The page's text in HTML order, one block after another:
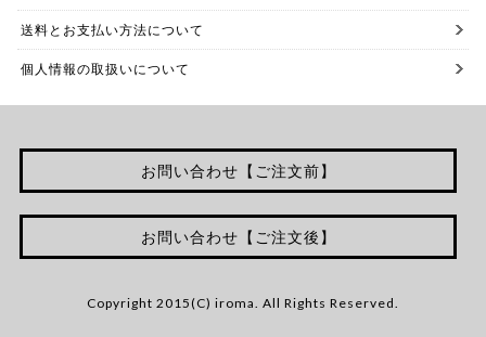
送料とお支払い方法について
個人情報の取扱いについて
お問い合わせ【ご注文前】
お問い合わせ【ご注文後】
Copyright 2015(C) iroma. All Rights Reserved.